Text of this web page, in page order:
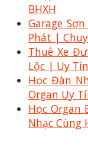
BHXH
Garage
Phát |
Thuê Xe
Lộc | Uy
Học Đàn
Organ Uy
Học Organ
Nhạc Cùng